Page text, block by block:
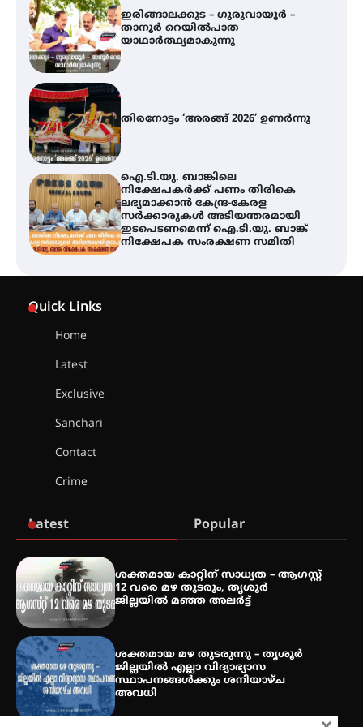
ഇരിങ്ങാലക്കുട – ഗുരുവായൂർ –
താനൂർ റെയിൽപാത
യാഥാർത്ഥ്യമാകുന്നു
തിരനോട്ടം ‘അരങ്ങ് 2026’ ഉണർന്നു
ഐ.ടി.യു. ബാങ്കിലെ
നിക്ഷേപകർക്ക് പണം തിരികെ
ലഭ്യമാക്കാൻ കേന്ദ്ര-കേരള
സർക്കാരുകൾ അടിയന്തരമായി
ഇടപെടണമെന്ന് ഐ.ടി.യു. ബാങ്ക്
നിക്ഷേപക സംരക്ഷണ സമിതി
താനൂർ റെയിൽപാത
യാഥാർത്ഥ്യമാകുന്നു
തിരനോട്ടം ‘അരങ്ങ് 2026’ ഉണർന്നു
Quick Links
Home
Latest
Exclusive
Sanchari
Contact
Crime
Latest Popular
ശക്തമായ കാറ്റിന് സാധ്യത – ആഗസ്റ്റ്
12 വരെ മഴ തുടരും, തൃശൂർ
ജില്ലയിൽ മഞ്ഞ അലർട്ട്
ശക്തമായ മഴ തുടരുന്നു – തൃശൂർ
ജില്ലയിൽ എല്ലാ വിദ്യാഭ്യാസ
സ്ഥാപനങ്ങൾക്കും ശനിയാഴ്ച
അവധി